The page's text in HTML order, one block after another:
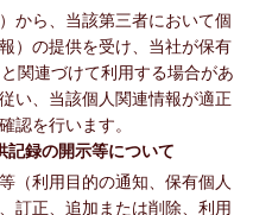
から、当該第三者において個
）の提供を受け、当社が保有
関連づけて利用する場合があ
い、当該個人関連情報が適正
認を行います。
記録の開示等について
（利用目的の通知、保有個人
訂正、追加または削除、利用